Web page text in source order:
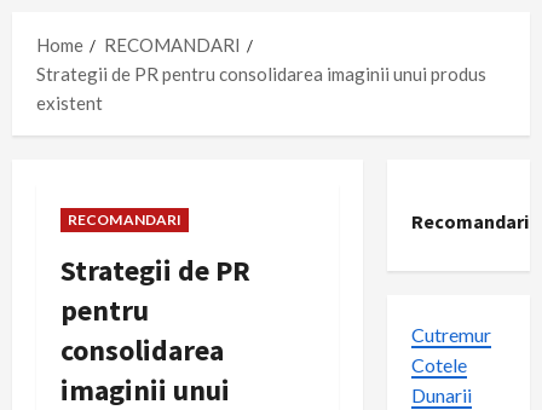
Home
RECOMANDARI
Strategii de PR pentru consolidarea imaginii unui produs
existent
RECOMANDARI
Strategii de PR
pentru
consolidarea
imaginii unui
Recomandari
Cutremur
Cotele
Dunarii